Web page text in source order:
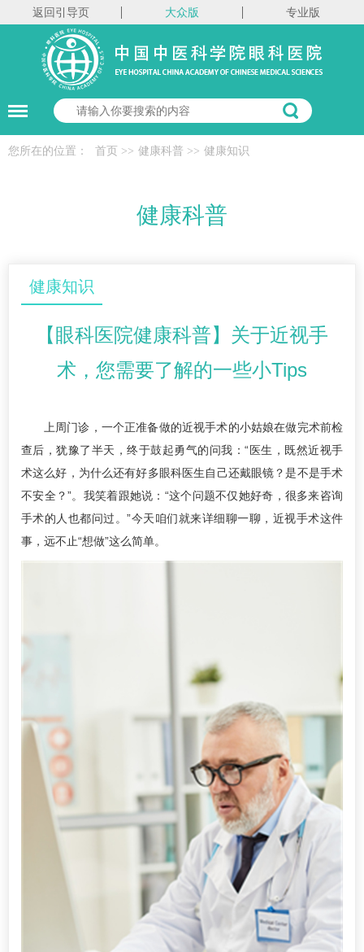
返回引导页 大众版 专业版
您所在的位置： 首页 >> 健康科普 >> 健康知识
健康科普
健康知识
【眼科医院健康科普】关于近视手
术，您需要了解的一些小Tips
上周门诊，一个正准备做的近视手术的小姑娘在做完术前检
查后，犹豫了半天，终于鼓起勇气的问我：“医生，既然近视手
术这么好，为什么还有好多眼科医生自己还戴眼镜？是不是手术
不安全？”。我笑着跟她说：“这个问题不仅她好奇，很多来咨询
手术的人也都问过。”今天咱们就来详细聊一聊，近视手术这件
事，远不止“想做”这么简单。